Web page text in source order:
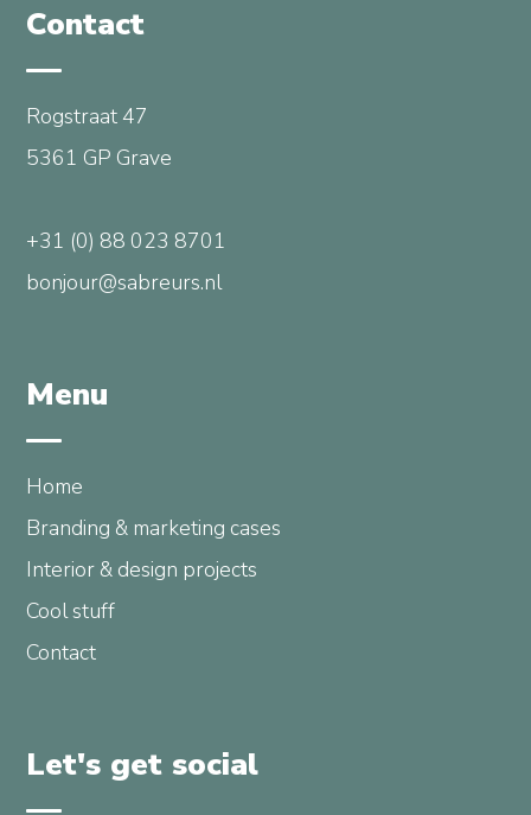
Contact
Rogstraat 47
5361 GP Grave
+31 (0) 88 023 8701
bonjour@sabreurs.nl
Menu
Home
Branding & marketing cases
Interior & design projects
Cool stuff
Contact
Let's get social